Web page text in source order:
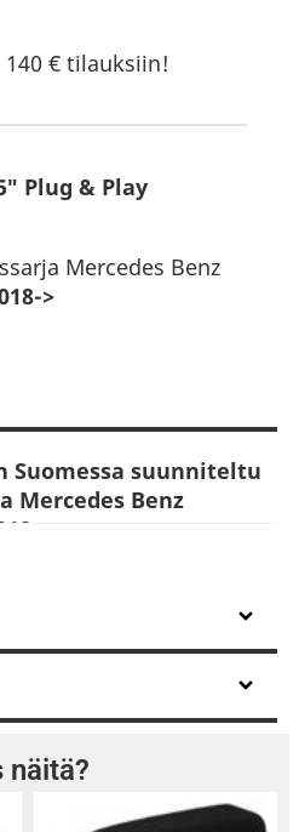
€ tilauksiin!
Plug & Play
Mercedes Benz
>
Suomessa suunniteltu
Mercedes Benz
>
on ranskalaisen
6,5″ erillissarja
että sarjalla voidaan
kaiuttimet
näitä?